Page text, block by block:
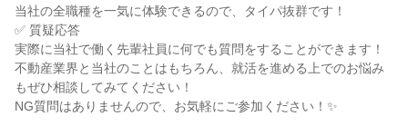
当社の全職種を一気に体験できるので、タイパ抜群です！
✅ 質疑応答
実際に当社で働く先輩社員に何でも質問をすることができます！
不動産業界と当社のことはもちろん、就活を進める上でのお悩み
もぜひ相談してみてください！
NG質問はありませんので、お気軽にご参加ください！✨